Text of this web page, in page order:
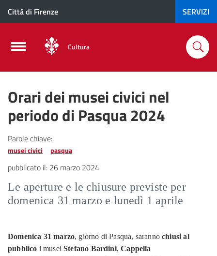
Città di Firenze SERVIZI
Cultura
Orari dei musei civici nel
periodo di Pasqua 2024
Parole chiave:
musei civici pasqua
pubblicato il: 26 marzo 2024
Le aperture e le chiusure previste per
domenica 31 marzo e lunedì 1 aprile
Domenica 31 marzo, giorno di Pasqua, sarannochiusi al
pubblico i museiStefano Bardini,Cappella